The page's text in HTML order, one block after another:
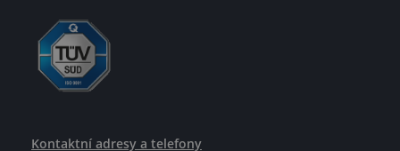
Kontaktní adresy a telefony